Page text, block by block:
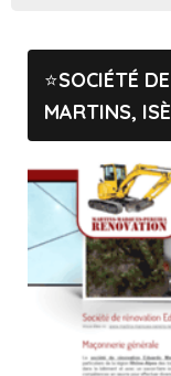
SOCIÉTÉ
MARTINS,